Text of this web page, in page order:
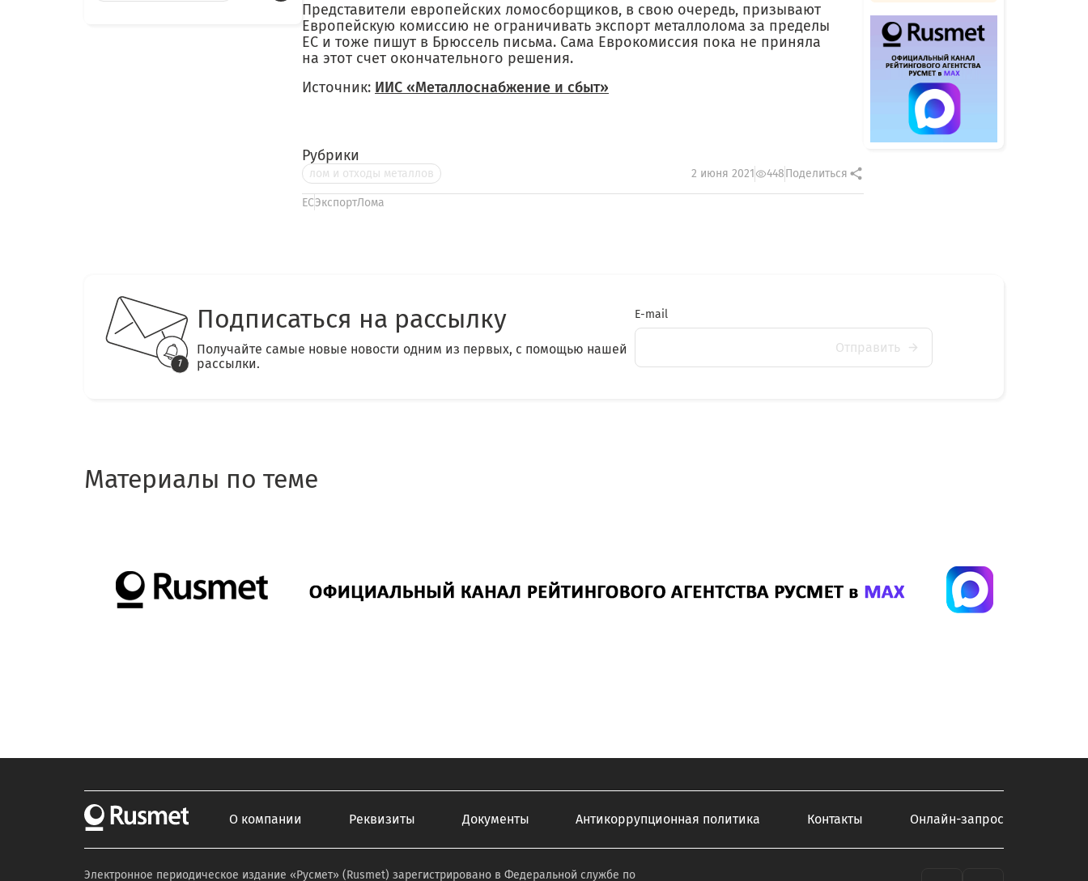
Представители европейских ломосборщиков, в свою очередь, призывают
Европейскую комиссию не ограничивать экспорт металлолома за пределы
ЕС и тоже пишут в Брюссель письма. Сама Еврокомиссия пока не приняла
на этот счет окончательного решения.
Источник: ИИС «Металлоснабжение и сбыт»
Рубрики
лом и отходы металлов 2 июня 2021 448Поделиться
ЕСЭкспортЛома
Подписаться на рассылку
Получайте самые новые новости одним из первых, с помощью нашей
рассылки.
E-mail
Отправить
Материалы по теме
О компании Реквизиты Документы Антикоррупционная политика Контакты Онлайн-запрос
Электронное периодическое издание «Русмет» (Rusmet) зарегистрировано в Федеральной службе по